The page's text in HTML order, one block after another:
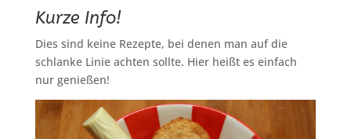
Kurze Info!
Dies sind keine Rezepte, bei denen man auf die
schlanke Linie achten sollte. Hier heißt es einfach
nur genießen!